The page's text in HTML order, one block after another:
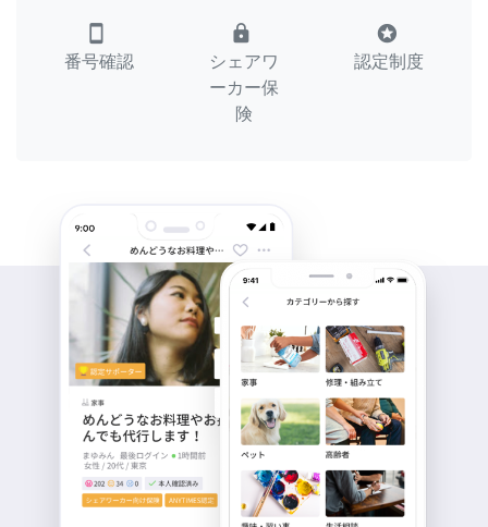
smartphone
番号確認
lock
シェアワ
ーカー保
険
stars
認定制度